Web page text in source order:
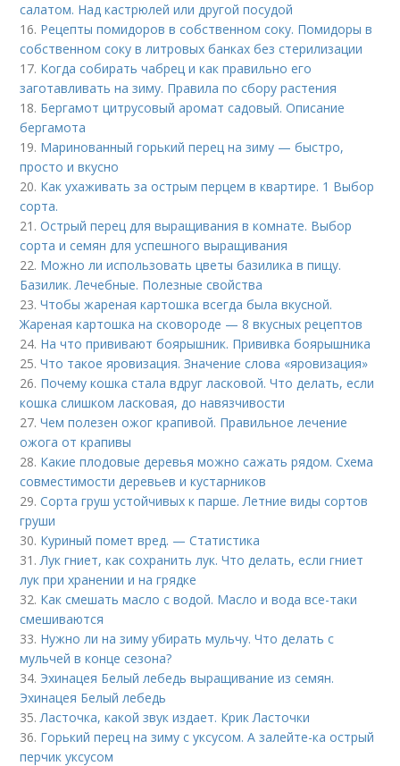
салатом. Над кастрюлей или другой посудой
16. Рецепты помидоров в собственном соку. Помидоры в
собственном соку в литровых банках без стерилизации
17. Когда собирать чабрец и как правильно его
заготавливать на зиму. Правила по сбору растения
18. Бергамот цитрусовый аромат садовый. Описание
бергамота
19. Маринованный горький перец на зиму — быстро,
просто и вкусно
20. Как ухаживать за острым перцем в квартире. 1 Выбор
сорта.
21.Острый перец для выращивания в комнате. Выбор
сорта и семян для успешного выращивания
22. Можно ли использовать цветы базилика в пищу.
Базилик. Лечебные. Полезные свойства
23.Чтобы жареная картошка всегда была вкусной.
Жареная картошка на сковороде — 8 вкусных рецептов
24. На что прививают боярышник. Прививка боярышника
25.Что такое яровизация. Значение слова «яровизация»
26. Почему кошка стала вдруг ласковой. Что делать, если
кошка слишком ласковая, до навязчивости
27.Чем полезен ожог крапивой. Правильное лечение
ожога от крапивы
28. Какие плодовые деревья можно сажать рядом. Схема
совместимости деревьев и кустарников
29.Сорта груш устойчивых к парше. Летние виды сортов
груши
30. Куриный помет вред. — Статистика
31.Лук гниет, как сохранить лук. Что делать, если гниет
лук при хранении и на грядке
32. Как смешать масло с водой. Масло и вода все-таки
смешиваются
33. Нужно ли на зиму убирать мульчу. Что делать с
мульчей в конце сезона?
34. Эхинацея Белый лебедь выращивание из семян.
Эхинацея Белый лебедь
35.Ласточка, какой звук издает. Крик Ласточки
36. Горький перец на зиму с уксусом. А залейте-ка острый
перчик уксусом